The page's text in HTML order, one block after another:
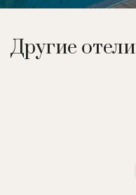
Другие отели